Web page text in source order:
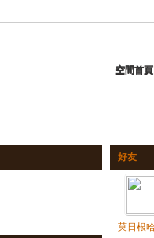
空間首頁
好友